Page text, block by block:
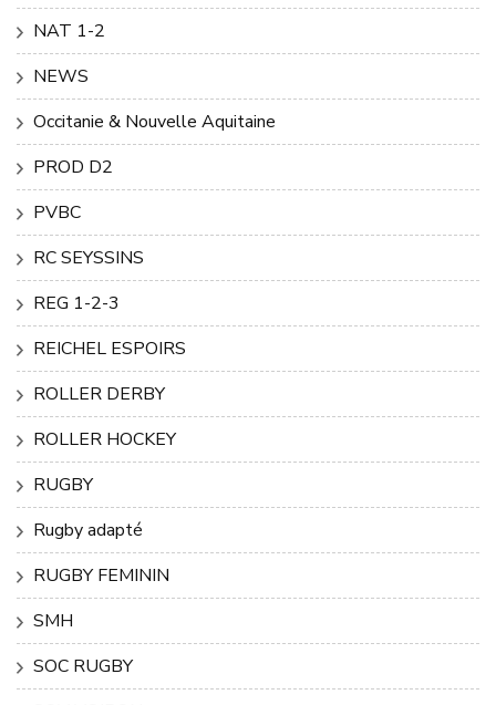
NAT 1-2
NEWS
Occitanie & Nouvelle Aquitaine
PROD D2
PVBC
RC SEYSSINS
REG 1-2-3
REICHEL ESPOIRS
ROLLER DERBY
ROLLER HOCKEY
RUGBY
Rugby adapté
RUGBY FEMININ
SMH
SOC RUGBY